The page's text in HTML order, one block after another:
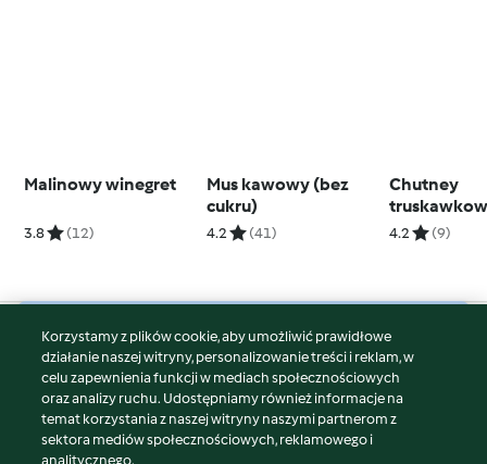
Malinowy winegret
3.8 (12)
Mus kawowy (bez
cukru)
4.2 (41)
Chutney
4.2 (9)
© Copyright 2026
Warunki korzystania
Polityka prywatności
Disclaimer
Korzystamy z plików cookie, aby umożliwić prawidłowe
działanie naszej witryny, personalizowanie treści i reklam, w
celu zapewnienia funkcji w mediach społecznościowych
oraz analizy ruchu. Udostępniamy również informacje na
temat korzystania z naszej witryny naszymi partnerom z
sektora mediów społecznościowych, reklamowego i
analitycznego.